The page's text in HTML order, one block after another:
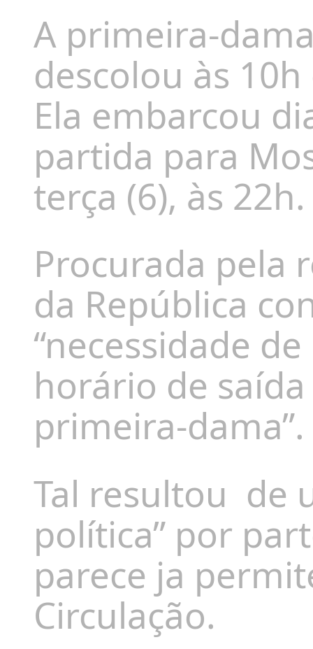
A primeira-
descolou às
Ela embarcou
partida para
terça (6), às 22h.
Procurada pela
da República
“necessidade
horário de
primeira-dama”.
Tal resultou de
política” por
parece ja
Circulação.